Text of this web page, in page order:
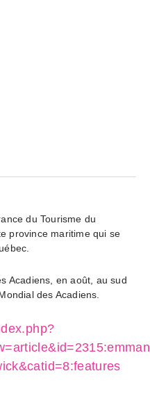
du Tourisme du
province maritime qui se
Acadiens, en août, au sud
des Acadiens.